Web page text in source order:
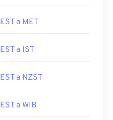
EST a MET
EST a IST
EST a NZST
EST a WIB